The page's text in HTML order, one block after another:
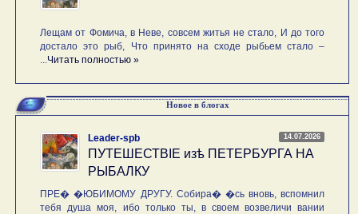
Лещам от Фомича, в Неве, совсем житья не стало, И до того
достало это рыб, Что принято на сходе рыбьем стало –
Читать полностью »
Новое в блогах
14.07.2026
Leader-spb
ПУТЕШЕСТВIE изѣ ПЕТЕРБУРГА НА
РЫБАЛКУ
ПРЕ� �ЮБИМОМУ ДРУГУ. Собира� �сь вновь, вспомнил
тебя душа моя, ибо только ты, в своем возвеличи вании